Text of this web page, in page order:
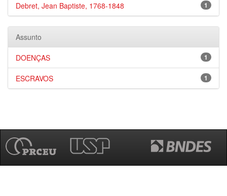
1
Debret, Jean Baptiste, 1768-1848
Assunto
1
DOENÇAS
1
ESCRAVOS